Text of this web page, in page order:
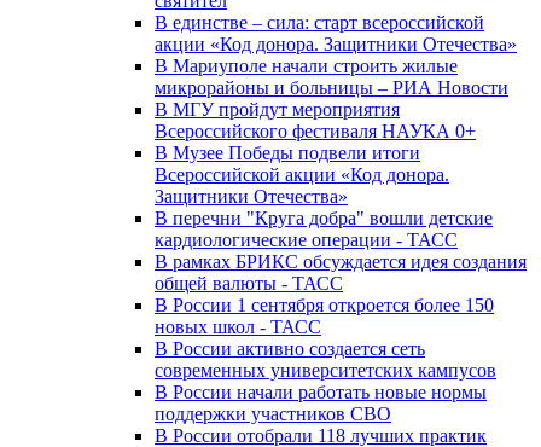
В единстве – сила: старт всероссийской
акции «Код донора. Защитники Отечества»
В Мариуполе начали строить жилые
микрорайоны и больницы – РИА Новости
В МГУ пройдут мероприятия
Всероссийского фестиваля НАУКА 0+
В Музее Победы подвели итоги
Всероссийской акции «Код донора.
Защитники Отечества»
В перечни "Круга добра" вошли детские
кардиологические операции - ТАСС
В рамках БРИКС обсуждается идея создания
общей валюты - ТАСС
В России 1 сентября откроется более 150
новых школ - ТАСС
В России активно создается сеть
современных университетских кампусов
В России начали работать новые нормы
поддержки участников СВО
В России отобрали 118 лучших практик